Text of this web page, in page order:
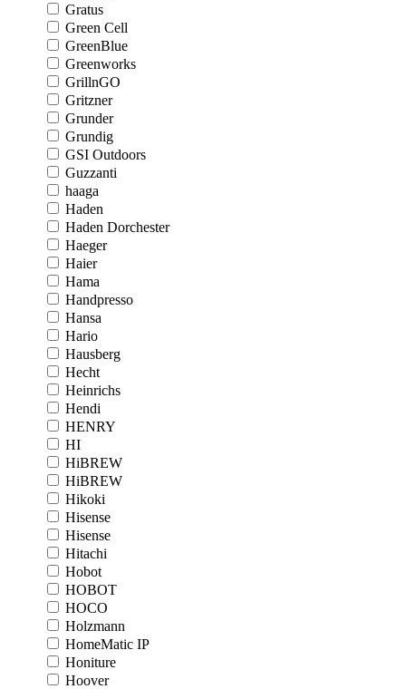
Gratus
Green Cell
GreenBlue
Greenworks
GrillnGO
Gritzner
Grunder
Grundig
GSI Outdoors
Guzzanti
haaga
Haden
Haden Dorchester
Haeger
Haier
Hama
Handpresso
Hansa
Hario
Hausberg
Hecht
Heinrichs
Hendi
HENRY
HI
HiBREW
HiBREW
Hikoki
Hisense
Hisense
Hitachi
Hobot
HOBOT
HOCO
Holzmann
HomeMatic IP
Honiture
Hoover